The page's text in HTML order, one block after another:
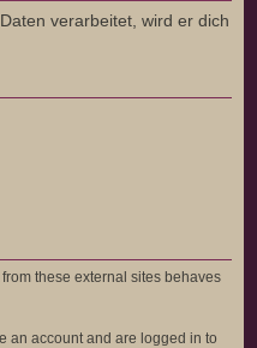
verarbeitet, wird er dich
these external sites behaves
an account and are logged in to